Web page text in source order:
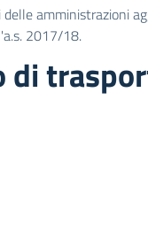
amministrazioni
2017/18.